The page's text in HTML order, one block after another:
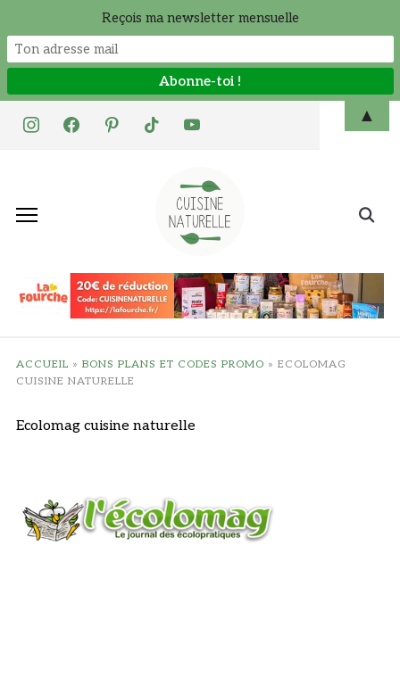
instagramfacebookpinteresttiktok youtube
Search
ACCUEIL » BONS PLANS ET CODES PROMO » ECOLOMAG
CUISINE NATURELLE
Ecolomag cuisine naturelle
Reçois ma newsletter mensuelle
▲